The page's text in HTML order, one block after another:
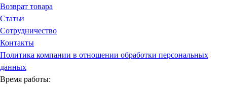
Возврат товара
Статьи
Сотрудничество
Контакты
Политика компании в отношении обработки персональных
данных
Время работы: